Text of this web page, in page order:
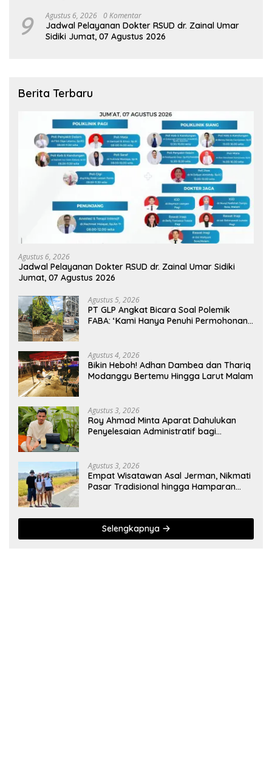
9 Agustus 6, 2026 0 Komentar
Jadwal Pelayanan Dokter RSUD dr. Zainal Umar
Sidiki Jumat, 07 Agustus 2026
Berita Terbaru
Agustus 6, 2026
Jadwal Pelayanan Dokter RSUD dr. Zainal Umar Sidiki
Jumat, 07 Agustus 2026
Agustus 5, 2026
PT GLP Angkat Bicara Soal Polemik
FABA: ‘Kami Hanya Penuhi Permohonan
Agustus 4, 2026
Bikin Heboh! Adhan Dambea dan Thariq
Modanggu Bertemu Hingga Larut Malam
Agustus 3, 2026
Roy Ahmad Minta Aparat Dahulukan
Penyelesaian Administratif bagi
Agustus 3, 2026
Empat Wisatawan Asal Jerman, Nikmati
Pasar Tradisional hingga Hamparan
Selengkapnya